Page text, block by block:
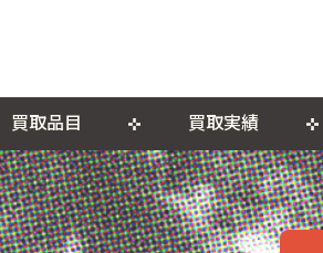
買取品目
ゲーム機本体
レコード
買取実績
宅配買取について
ブログ